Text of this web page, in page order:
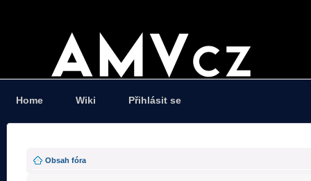
Home Wiki Přihlásit se
Obsah fóra